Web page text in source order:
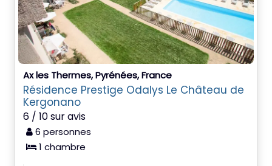
Ax les Thermes, Pyrénées, France
Résidence Prestige Odalys Le Château de
Kergonano
6 / 10 sur avis
6 personnes
1 chambre